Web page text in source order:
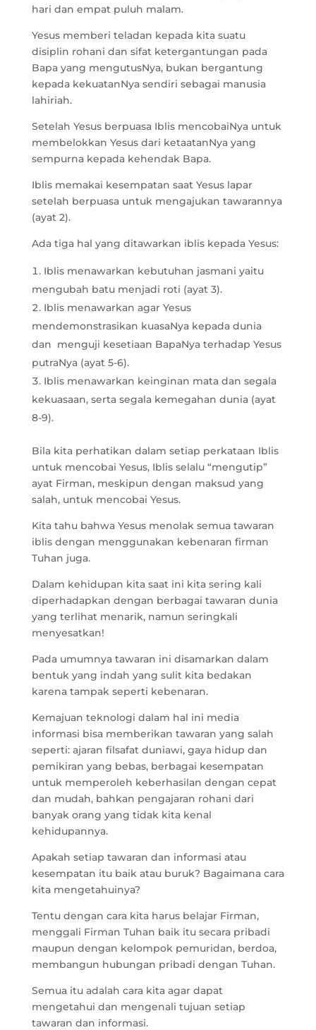
hari dan empat puluh malam.
Yesus memberi teladan kepada kita suatu
disiplin rohani dan sifat ketergantungan pada
Bapa yang mengutusNya, bukan bergantung
kepada kekuatanNya sendiri sebagai manusia
lahiriah.
Setelah Yesus berpuasa Iblis mencobaiNya untuk
membelokkan Yesus dari ketaatanNya yang
sempurna kepada kehendak Bapa.
Iblis memakai kesempatan saat Yesus lapar
setelah berpuasa untuk mengajukan tawarannya
(ayat 2).
Ada tiga hal yang ditawarkan iblis kepada Yesus:
Iblis menawarkan kebutuhan jasmani yaitu
mengubah batu menjadi roti (ayat 3).
Iblis menawarkan agar Yesus
mendemonstrasikan kuasaNya kepada dunia
dan menguji kesetiaan BapaNya terhadap Yesus
putraNya (ayat 5-6).
Iblis menawarkan keinginan mata dan segala
kekuasaan, serta segala kemegahan dunia (ayat
8-9).
Bila kita perhatikan dalam setiap perkataan Iblis
untuk mencobai Yesus, Iblis selalu “mengutip”
ayat Firman, meskipun dengan maksud yang
salah, untuk mencobai Yesus.
Kita tahu bahwa Yesus menolak semua tawaran
iblis dengan menggunakan kebenaran firman
Tuhan juga.
Dalam kehidupan kita saat ini kita sering kali
diperhadapkan dengan berbagai tawaran dunia
yang terlihat menarik, namun seringkali
menyesatkan!
Pada umumnya tawaran ini disamarkan dalam
bentuk yang indah yang sulit kita bedakan
karena tampak seperti kebenaran.
Kemajuan teknologi dalam hal ini media
informasi bisa memberikan tawaran yang salah
seperti: ajaran filsafat duniawi, gaya hidup dan
pemikiran yang bebas, berbagai kesempatan
untuk memperoleh keberhasilan dengan cepat
dan mudah, bahkan pengajaran rohani dari
banyak orang yang tidak kita kenal
kehidupannya.
Apakah setiap tawaran dan informasi atau
kesempatan itu baik atau buruk? Bagaimana cara
kita mengetahuinya?
Tentu dengan cara kita harus belajar Firman,
menggali Firman Tuhan baik itu secara pribadi
maupun dengan kelompok pemuridan, berdoa,
membangun hubungan pribadi dengan Tuhan.
Semua itu adalah cara kita agar dapat
mengetahui dan mengenali tujuan setiap
tawaran dan informasi.